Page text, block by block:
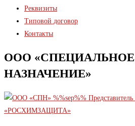
Реквизиты
Типовой договор
Контакты
ООО «СПЕЦИАЛЬНОЕ
НАЗНАЧЕНИЕ»